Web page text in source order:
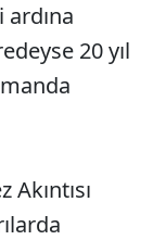
20 yıl